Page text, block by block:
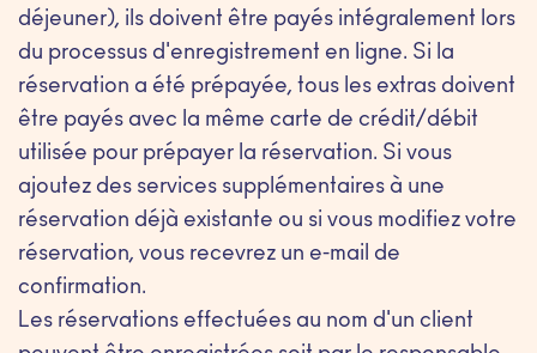
déjeuner), ils doivent être payés intégralement lors
du processus d'enregistrement en ligne. Si la
réservation a été prépayée, tous les extras doivent
être payés avec la même carte de crédit/débit
utilisée pour prépayer la réservation. Si vous
ajoutez des services supplémentaires à une
réservation déjà existante ou si vous modifiez votre
réservation, vous recevrez un e-mail de
confirmation.
Les réservations effectuées au nom d'un client